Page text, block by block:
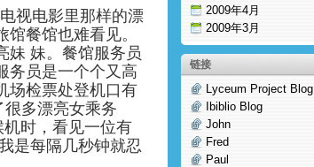
视电影里那样的漂
餐馆也难看见。
妹 妹。餐馆服务员
务员是一个个又高
场检票处登机口有
多漂亮女乘务
时，看见一位有
是每隔几秒钟就忍
2009年4月
2009年3月
链接
Lyceum Project Blog
Ibiblio Blog
John
Fred
Paul